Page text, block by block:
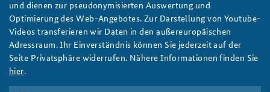
und dienen zur pseudonymisierten Auswertung und
Optimierung des Web-Angebotes. Zur Darstellung von Youtube-
Videos transferieren wir Daten in den außereuropäischen
Adressraum. Ihr Einverständnis können Sie jederzeit auf der
Seite Privatsphäre widerrufen. Nähere Informationen finden Sie
hier.